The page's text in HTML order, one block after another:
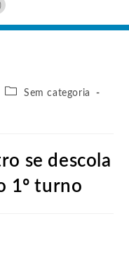
Sem categoria
se descola
1º turno